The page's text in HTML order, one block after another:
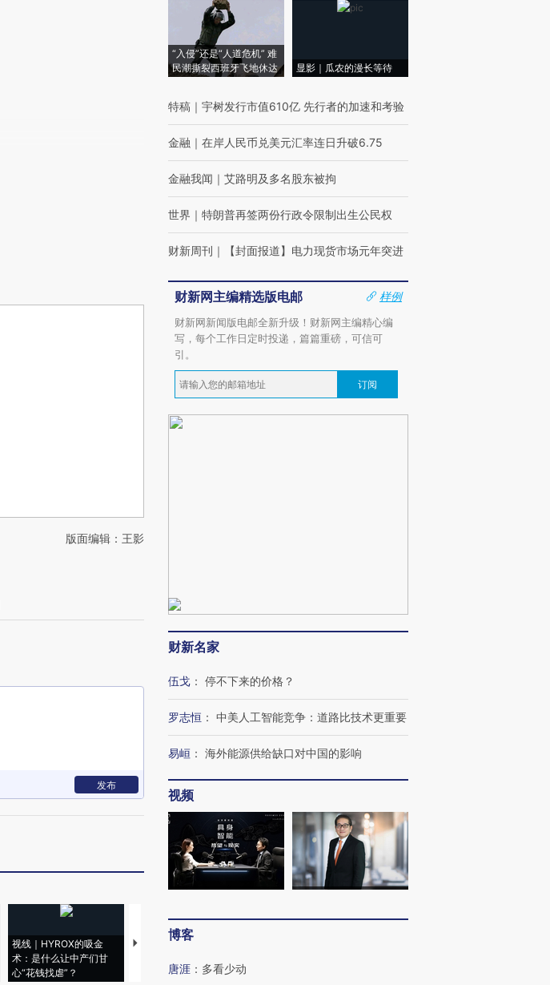
版面编辑：王影
发布
视线｜HYROX的吸金
术：是什么让中产们甘
心“花钱找虐”？
马航飞行员跨国走私7万
“入侵”还是“人道危机” 难
民潮撕裂西班牙飞地休达
显影｜瓜农的漫长等待
特稿 ｜ 宇树发行市值610亿 先行者的加速和考验
金融 ｜ 在岸人民币兑美元汇率连日升破6.75
金融我闻 ｜ 艾路明及多名股东被拘
世界 ｜ 特朗普再签两份行政令限制出生公民权
财新周刊 ｜ 【封面报道】电力现货市场元年突进
财新网主编精选版电邮
样例
财新网新闻版电邮全新升级！财新网主编精心编
写，每个工作日定时投递，篇篇重磅，可信可
引。
订阅
财新名家
伍戈 ： 停不下来的价格？
罗志恒 ： 中美人工智能竞争：道路比技术更重要
易峘 ： 海外能源供给缺口对中国的影响
视频
博客
唐涯 ： 多看少动